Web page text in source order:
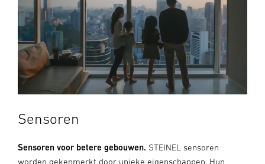
Sensoren
Sensoren voor betere gebouwen. STEINEL sensoren
worden gekenmerkt door unieke eigenschappen. Hun